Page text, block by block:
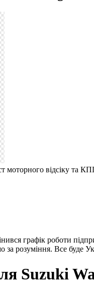
відсіку та
графік роботи
за розуміння. Все буде
Suzuki